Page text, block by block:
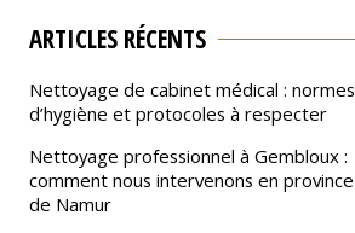
ARTICLES RÉCENTS
Nettoyage de cabinet médical : normes
d’hygiène et protocoles à respecter
Nettoyage professionnel à Gembloux :
comment nous intervenons en province
de Namur